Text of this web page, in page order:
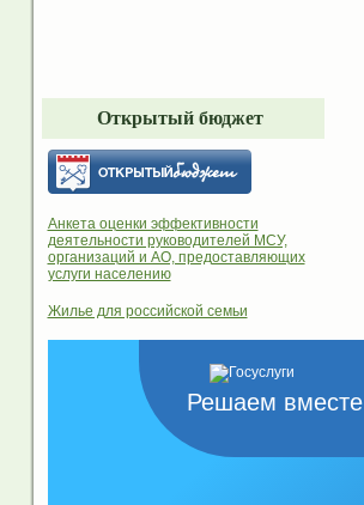
Открытый бюджет
Анкета оценки эффективности
деятельности руководителей МСУ,
организаций и АО, предоставляющих
услуги населению
Жилье для российской семьи
Решаем вместе